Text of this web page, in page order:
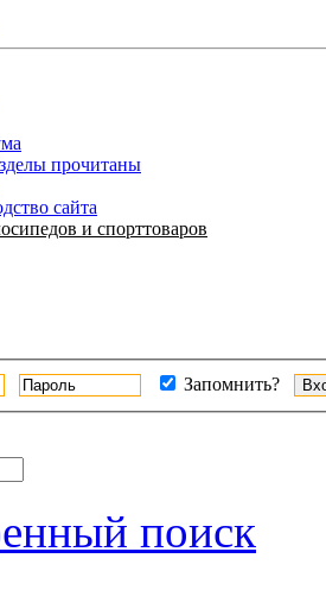
прочитаны
сайта
и спорттоваров
Запомнить?
поиск